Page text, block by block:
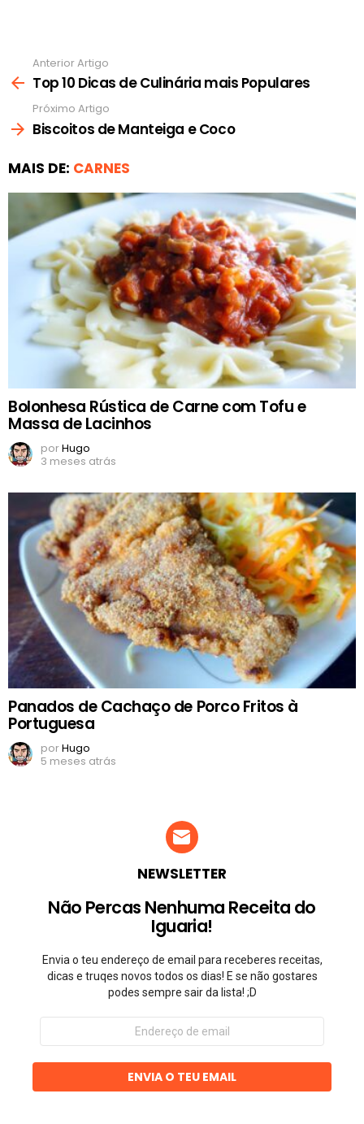
mais
Anterior Artigo
Top 10 Dicas de Culinária mais Populares
Próximo Artigo
Biscoitos de Manteiga e Coco
MAIS DE: CARNES
Bolonhesa Rústica de Carne com Tofu e
Massa de Lacinhos
porHugo
3 meses atrás
Panados de Cachaço de Porco Fritos à
Portuguesa
porHugo
5 meses atrás
NEWSLETTER
Não Percas Nenhuma Receita do
Iguaria!
Envia o teu endereço de email para receberes receitas,
dicas e truqes novos todos os dias! E se não gostares
podes sempre sair da lista! ;D
Endereço
email
ENVIA O TEU EMAIL